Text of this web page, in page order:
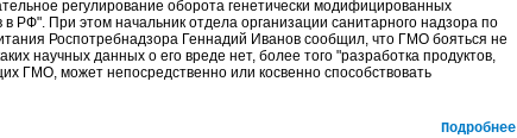
регулирование оборота генетически модифицированных
в РФ". При этом начальник отдела организации санитарного надзора по
Роспотребнадзора Геннадий Иванов сообщил, что ГМО бояться не
научных данных о его вреде нет, более того "разработка продуктов,
ГМО, может непосредственно или косвенно способствовать
Подробнее